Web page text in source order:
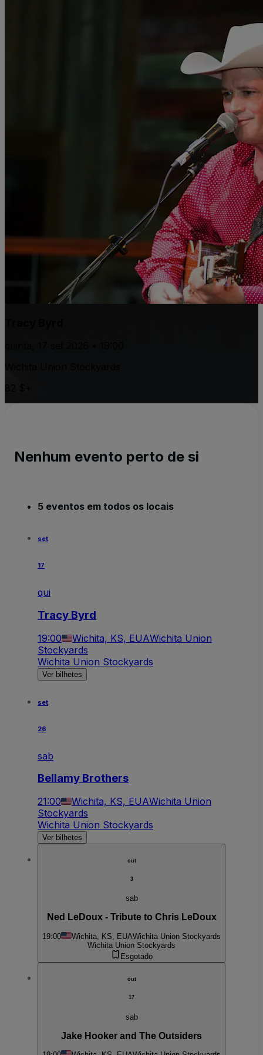
Nenhum evento perto de si
5 eventos em todos os locais
set
17
qui
Tracy Byrd
19:00 Wichita, KS, EUAWichita Union
Stockyards
Wichita Union Stockyards
Ver bilhetes
set
26
sab
Bellamy Brothers
21:00 Wichita, KS, EUAWichita Union
Stockyards
Wichita Union Stockyards
Ver bilhetes
out
3
sab
Ned LeDoux - Tribute to Chris LeDoux
19:00 Wichita, KS, EUAWichita Union Stockyards
Wichita Union Stockyards
Esgotado
out
17
sab
Jake Hooker and The Outsiders